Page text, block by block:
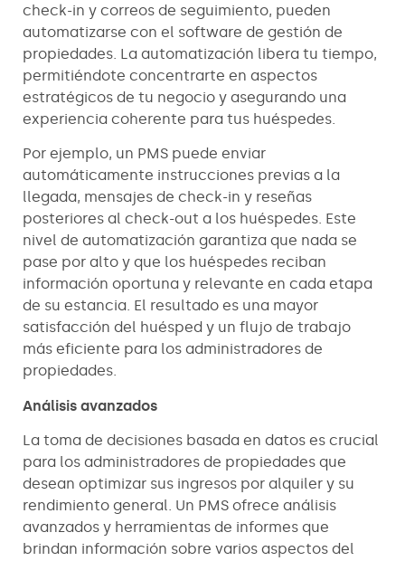
check-in y correos de seguimiento, pueden
automatizarse con el software de gestión de
propiedades. La automatización libera tu tiempo,
permitiéndote concentrarte en aspectos
estratégicos de tu negocio y asegurando una
experiencia coherente para tus huéspedes.
Por ejemplo, un PMS puede enviar
automáticamente instrucciones previas a la
llegada, mensajes de check-in y reseñas
posteriores al check-out a los huéspedes. Este
nivel de automatización garantiza que nada se
pase por alto y que los huéspedes reciban
información oportuna y relevante en cada etapa
de su estancia. El resultado es una mayor
satisfacción del huésped y un flujo de trabajo
más eficiente para los administradores de
propiedades.
Análisis avanzados
La toma de decisiones basada en datos es crucial
para los administradores de propiedades que
desean optimizar sus ingresos por alquiler y su
rendimiento general. Un PMS ofrece análisis
avanzados y herramientas de informes que
brindan información sobre varios aspectos del